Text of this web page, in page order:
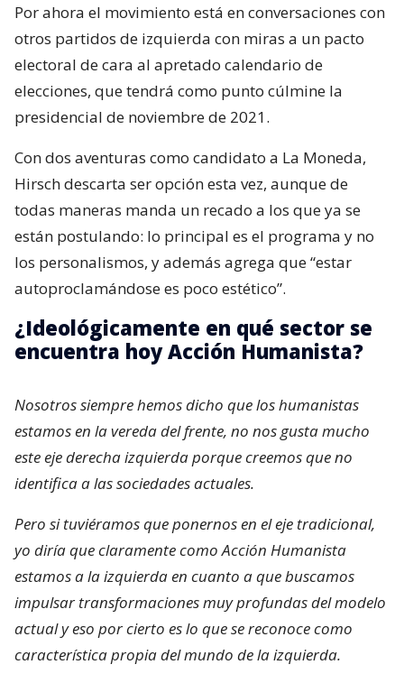
Por ahora el movimiento está en conversaciones con
otros partidos de izquierda con miras a un pacto
electoral de cara al apretado calendario de
elecciones, que tendrá como punto cúlmine la
presidencial de noviembre de 2021.
Con dos aventuras como candidato a La Moneda,
Hirsch descarta ser opción esta vez, aunque de
todas maneras manda un recado a los que ya se
están postulando: lo principal es el programa y no
los personalismos, y además agrega que “estar
autoproclamándose es poco estético”.
¿Ideológicamente en qué sector se
encuentra hoy Acción Humanista?
Nosotros siempre hemos dicho que los humanistas
estamos en la vereda del frente, no nos gusta mucho
este eje derecha izquierda porque creemos que no
identifica a las sociedades actuales.
Pero si tuviéramos que ponernos en el eje tradicional,
yo diría que claramente como Acción Humanista
estamos a la izquierda en cuanto a que buscamos
impulsar transformaciones muy profundas del modelo
actual y eso por cierto es lo que se reconoce como
característica propia del mundo de la izquierda.